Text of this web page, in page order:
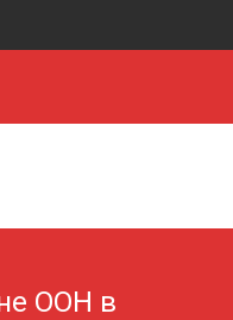
ООН в